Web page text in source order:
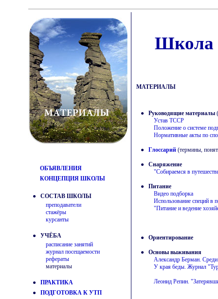
Школа
МАТЕРИАЛЫ
● Руководящие материалы
Устав ТССР
Положение о системе
Нормативные акты по
● Глоссарий (термины,
● Снаряжение
"Собираемся в
● Питание
Видео подборка
Использование специй в
"Питание и ведение
● Ориентирование
● Основы выживания
Александр Берман. Среди
У края беды. Журнал
Леонид Репин.
ОБЪЯВЛЕНИЯ
КОНЦЕПЦИЯ ШКОЛЫ
● СОСТАВ ШКОЛЫ
преподаватели
стажёры
курсанты
● УЧЁБА
расписание занятий
журнал посещаемости
рефераты
материалы
● ПРАКТИКА
● ПОДГОТОВКА К УТП